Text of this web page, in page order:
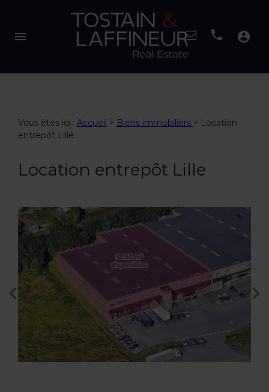
menu account_circle
Vous êtes ici : Accueil > Biens immobiliers > Location
entrepôt Lille
Location entrepôt Lille